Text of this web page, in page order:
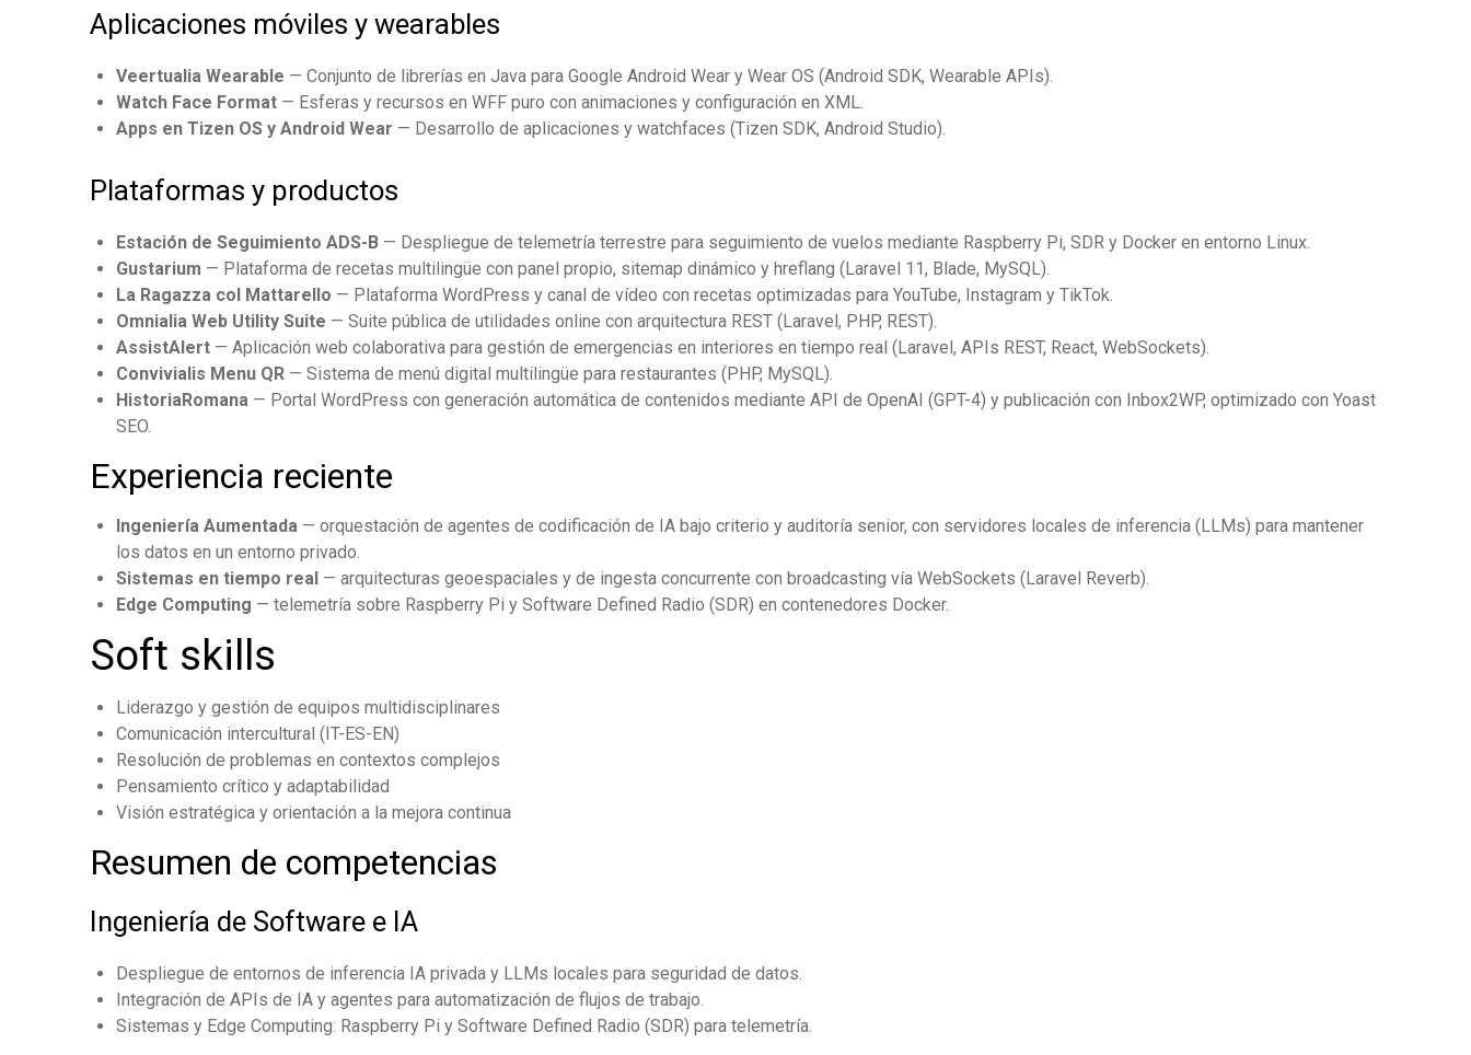
Aplicaciones móviles y wearables
Veertualia Wearable — Conjunto de librerías en Java para Google Android Wear y Wear OS (Android SDK, Wearable APIs).
Watch Face Format — Esferas y recursos en WFF puro con animaciones y configuración en XML.
Apps en Tizen OS y Android Wear — Desarrollo de aplicaciones y watchfaces (Tizen SDK, Android Studio).
Plataformas y productos
Estación de Seguimiento ADS-B — Despliegue de telemetría terrestre para seguimiento de vuelos mediante Raspberry Pi, SDR y Docker en entorno Linux.
Gustarium — Plataforma de recetas multilingüe con panel propio, sitemap dinámico y hreflang (Laravel 11, Blade, MySQL).
La Ragazza col Mattarello — Plataforma WordPress y canal de vídeo con recetas optimizadas para YouTube, Instagram y TikTok.
Omnialia Web Utility Suite — Suite pública de utilidades online con arquitectura REST (Laravel, PHP, REST).
AssistAlert — Aplicación web colaborativa para gestión de emergencias en interiores en tiempo real (Laravel, APIs REST, React, WebSockets).
Convivialis Menu QR — Sistema de menú digital multilingüe para restaurantes (PHP, MySQL).
HistoriaRomana — Portal WordPress con generación automática de contenidos mediante API de OpenAI (GPT-4) y publicación con Inbox2WP, optimizado con Yoast
SEO.
Experiencia reciente
Ingeniería Aumentada — orquestación de agentes de codificación de IA bajo criterio y auditoría senior, con servidores locales de inferencia (LLMs) para mantener
los datos en un entorno privado.
Sistemas en tiempo real — arquitecturas geoespaciales y de ingesta concurrente con broadcasting vía WebSockets (Laravel Reverb).
Edge Computing — telemetría sobre Raspberry Pi y Software Defined Radio (SDR) en contenedores Docker.
Soft skills
Liderazgo y gestión de equipos multidisciplinares
Comunicación intercultural (IT-ES-EN)
Resolución de problemas en contextos complejos
Pensamiento crítico y adaptabilidad
Visión estratégica y orientación a la mejora continua
Resumen de competencias
Ingeniería de Software e IA
Despliegue de entornos de inferencia IA privada y LLMs locales para seguridad de datos.
Integración de APIs de IA y agentes para automatización de flujos de trabajo.
Sistemas y Edge Computing: Raspberry Pi y Software Defined Radio (SDR) para telemetría.